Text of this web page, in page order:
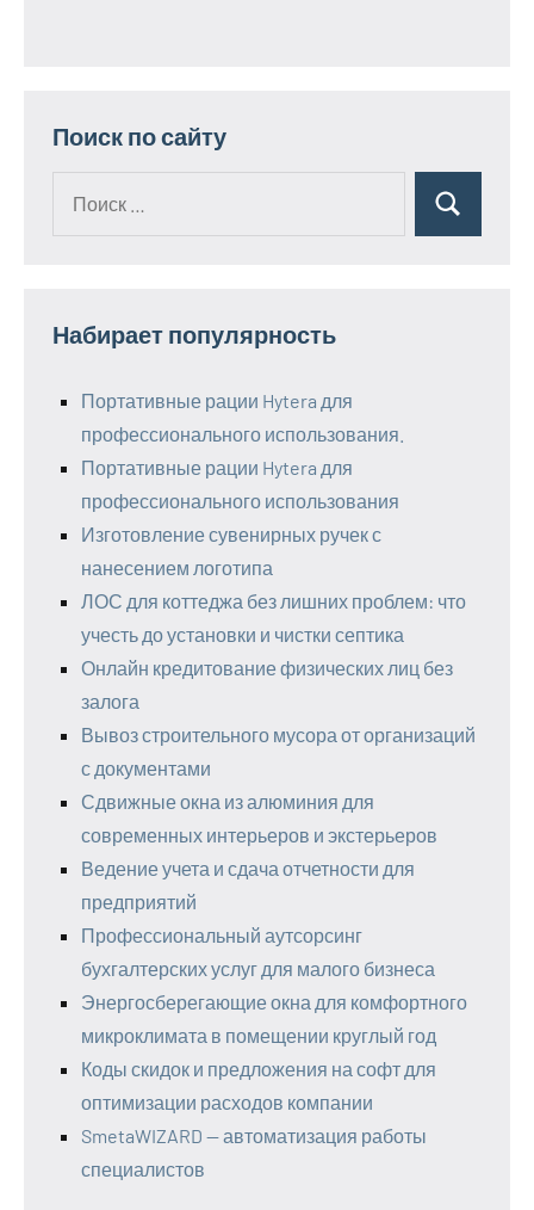
Поиск по сайту
Поиск
Набирает популярность
Портативные рации Hytera для
профессионального использования.
Портативные рации Hytera для
профессионального использования
Изготовление сувенирных ручек с
нанесением логотипа
ЛОС для коттеджа без лишних проблем: что
учесть до установки и чистки септика
Онлайн кредитование физических лиц без
залога
Вывоз строительного мусора от организаций
с документами
Сдвижные окна из алюминия для
современных интерьеров и экстерьеров
Ведение учета и сдача отчетности для
предприятий
Профессиональный аутсорсинг
бухгалтерских услуг для малого бизнеса
Энергосберегающие окна для комфортного
микроклимата в помещении круглый год
Коды скидок и предложения на софт для
оптимизации расходов компании
SmetaWIZARD — автоматизация работы
специалистов